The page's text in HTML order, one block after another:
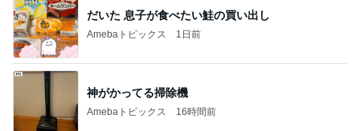
だいた 息子が食べたい鮭の買い出し
Amebaトピックス 1日前
神がかってる掃除機
Amebaトピックス 16時間前